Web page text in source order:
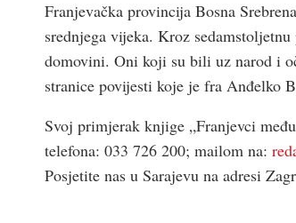
Franjevačka provincija Bosna
srednjega vijeka. Kroz
domovini. Oni koji su bili uz narod i
stranice povijesti koje je fra Anđelko
Svoj primjerak knjige „Franjevci
telefona: 033 726 200; mailom na:
Posjetite nas u Sarajevu na adresi